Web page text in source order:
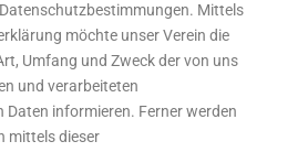
Mittels
möchte unser Verein die
Umfang und Zweck der von uns
und verarbeiteten
Daten informieren. Ferner werden
mittels dieser